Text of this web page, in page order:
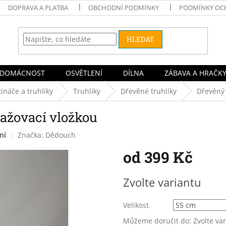
DOPRAVA A PLATBA OBCHODNÍ PODMÍNKY PODMÍNKY
HLEDAT
DOMÁCNOST OSVĚTLENÍ DÍLNA ZÁBAVA A HRAČKY
a truhlíky Truhlíky Dřevěné truhlíky
vložkou
Značka: Dědouch
od399 Kč
cena:
Zvolte variantu
Velikost
Můžeme doručit do: Zvolte